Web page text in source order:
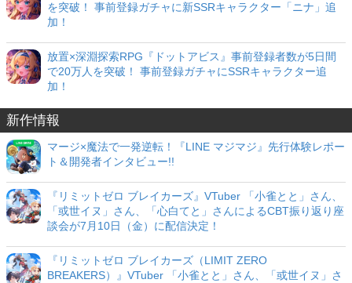
を突破！ 事前登録ガチャに新SSRキャラクター「ニナ」追
加！
放置×深淵探索RPG『ドットアビス』事前登録者数が5日間
で20万人を突破！ 事前登録ガチャにSSRキャラクター追
加！
新作情報
マージ×魔法で一発逆転！『LINE マジマジ』先行体験レポー
ト＆開発者インタビュー!!
『リミットゼロ ブレイカーズ』VTuber 「小雀とと」さん、
「或世イヌ」さん、「心白てと」さんによるCBT振り返り座
談会が7月10日（金）に配信決定！
『リミットゼロ ブレイカーズ（LIMIT ZERO
BREAKERS）』VTuber 「小雀とと」さん、「或世イヌ」さ